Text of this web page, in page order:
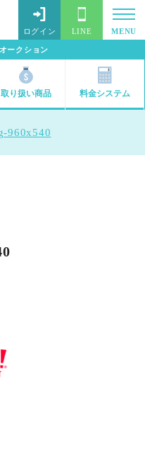
ークション
ログイン LINE MENU
取り扱い商品 料金システム
960x540